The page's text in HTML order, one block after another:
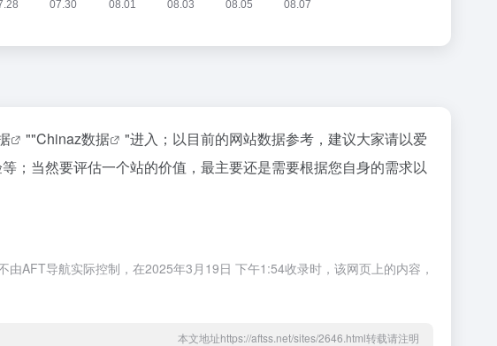
""Chinaz数据
"进入；以目前的网站数据参考，建议大家请以爱
；当然要评估一个站的价值，最主要还是需要根据您自身的需求以
AFT导航实际控制，在2025年3月19日 下午1:54收录时，该网页上的内容，
本文地址https://aftss.net/sites/2646.html转载请注明